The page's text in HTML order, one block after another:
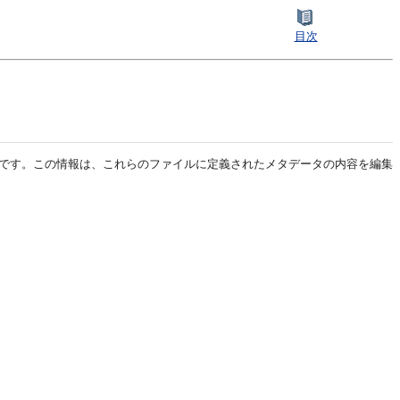
目次
。この情報は、これらのファイルに定義されたメタデータの内容を編集